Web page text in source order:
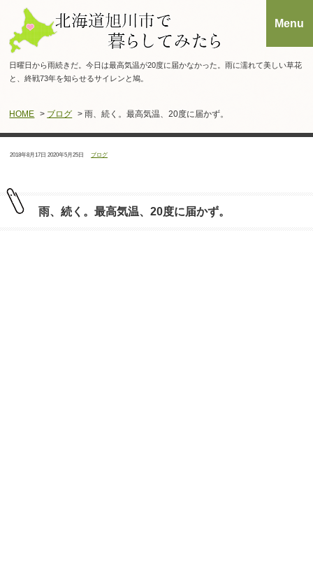
日曜日から雨続きだ。今日は最高気温が20度に届かなかった。雨に濡れて美しい草花
と、終戦73年を知らせるサイレンと鳩。
HOME > ブログ > 雨、続く。最高気温、20度に届かず。
投
2018年8月17日 最
2020年5月25日
カ
テ
ブログ
雨、続く。最高気温、20度に届かず。